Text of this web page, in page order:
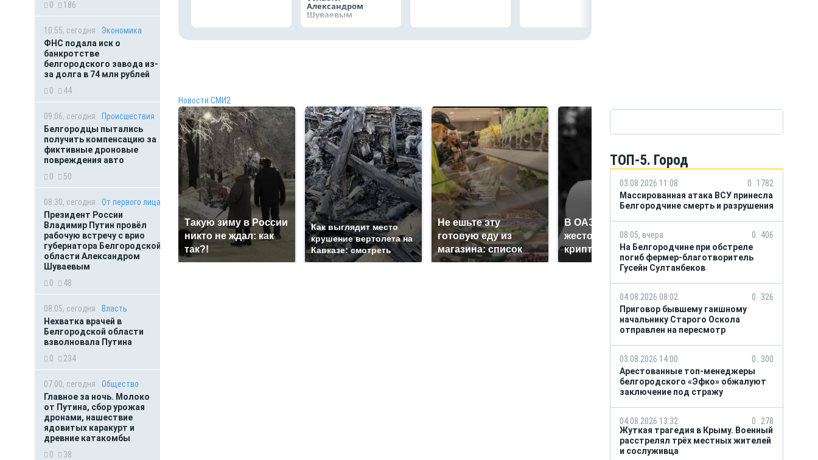
0
186
10:55, сегодня
Экономика
ФНС подала иск о
банкротстве
белгородского завода из-
за долга в 74 млн рублей
0
44
09:06, сегодня
Происшествия
Белгородцы пытались
получить компенсацию за
фиктивные дроновые
повреждения авто
0
50
08:30, сегодня
От первого лица
Президент России
Владимир Путин провёл
рабочую встречу с врио
губернатора Белгородской
области Александром
Шуваевым
0
48
08:05, сегодня
Власть
Нехватка врачей в
Белгородской области
взволновала Путина
0
234
07:00, сегодня
Общество
Главное за ночь. Молоко
от Путина, сбор урожая
дронами, нашествие
ядовитых каракурт и
древние катакомбы
0
38
Александром
Шуваевым
Новости СМИ2
Такую зиму в России
никто не ждал: как
так?!
Как выглядит место
крушение вертолета на
Кавказе: смотреть
Не ешьте эту
готовую еду из
магазина: список
В ОАЭ произошло
жестокое убийство
криптомиллионера
ажиотаж из-за этого
продукта: что купить?
ТОП-5. Город
03.08.2026 11:08 0
1782
Массированная атака ВСУ принесла
Белгородчине смерть и разрушения
08:05, вчера 0
406
На Белгородчине при обстреле
погиб фермер-благотворитель
Гусейн Султанбеков
04.08.2026 08:02 0
326
Приговор бывшему гаишному
начальнику Старого Оскола
отправлен на пересмотр
03.08.2026 14:00 0
300
Арестованные топ-менеджеры
белгородского «Эфко» обжалуют
заключение под стражу
04.08.2026 13:32 0
278
Жуткая трагедия в Крыму. Военный
расстрелял трёх местных жителей
и сослуживца